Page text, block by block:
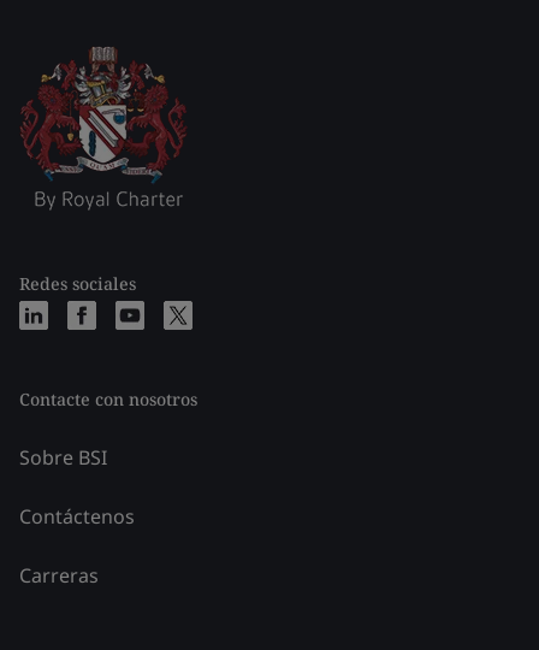
Redes sociales
Contacte con nosotros
Sobre BSI
Contáctenos
Carreras